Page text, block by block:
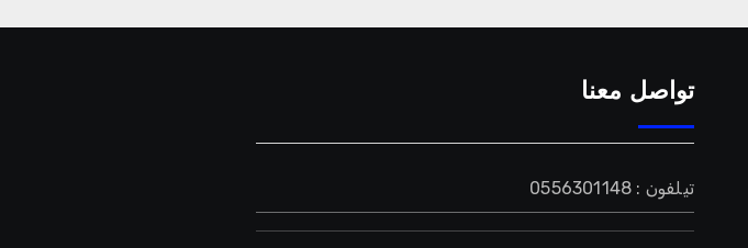
تواصل معنا
تيلفون : 0556301148